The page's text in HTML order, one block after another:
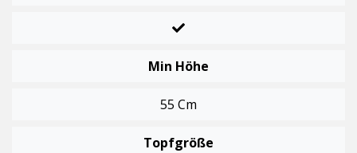
Min Höhe
55 Cm
Topfgröße